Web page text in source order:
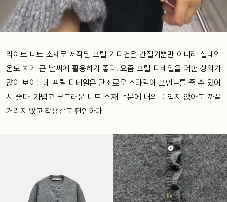
라이트 니트 소재로 제작된 프릴 가디건은 간절기뿐만 아니라 실내외
온도 차가 큰 날씨에 활용하기 좋다. 요즘 프릴 디테일을 더한 상의가
많이 보이는데 프릴 디테일은 단조로운 스타일에 포인트를 줄 수 있어
서 좋다. 가볍고 부드러운 니트 소재 덕분에 내의를 입지 않아도 까끌
거리지 않고 착용감도 편안하다.